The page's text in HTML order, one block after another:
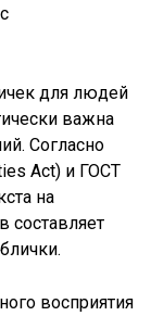
для людей
важна
Согласно
Act) и ГОСТ
на
составляет
восприятия